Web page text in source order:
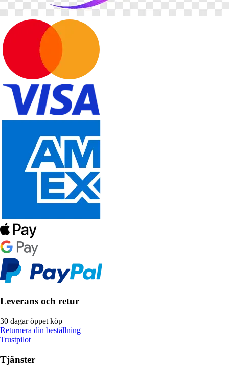
Leverans och retur
30 dagar öppet köp
Returnera din beställning
Trustpilot
Tjänster